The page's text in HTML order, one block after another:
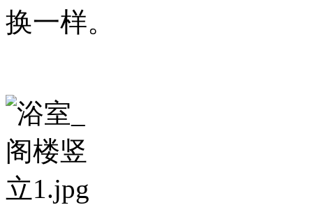
换一样。